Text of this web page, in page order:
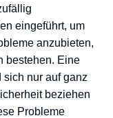
eingeführt, um
anzubieten,
bestehen. Eine
nur auf ganz
beziehen
Probleme